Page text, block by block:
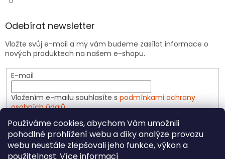
Používáme cookies, abychom Vám umožnili
pohodlné prohlížení webu a díky analýze provozu
webu neustále zlepšovali jeho funkce, výkon a
použitelnost. Více informací
Odebírat newsletter
Vložte svůj e-mail a my vám budeme zasílat informace o
nových produktech na našem e-shopu.
E-mail
Vložením e-mailu souhlasíte s podmínkami ochrany
osobních údajů
PŘIHLÁSIT SE